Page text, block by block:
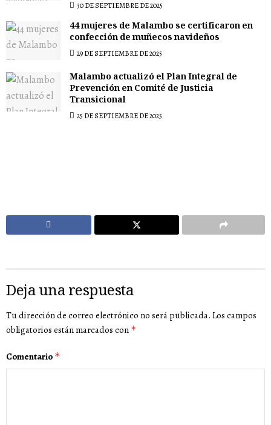
30 DE SEPTIEMBRE DE 2025
44 mujeres de Malambo se certificaron en
confección de muñecos navideños
29 DE SEPTIEMBRE DE 2025
Malambo actualizó el Plan Integral de
Prevención en Comité de Justicia
Transicional
25 DE SEPTIEMBRE DE 2025
Deja una respuesta
Tu dirección de correo electrónico no será publicada. Los campos
obligatorios están marcados con *
Comentario *